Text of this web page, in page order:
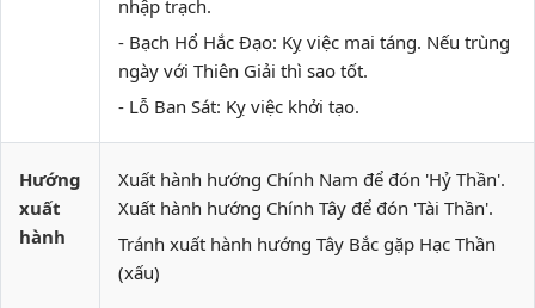
nhập trạch.
- Bạch Hổ Hắc Đạo: Kỵ việc mai táng. Nếu trùng
ngày với Thiên Giải thì sao tốt.
- Lỗ Ban Sát: Kỵ việc khởi tạo.
Hướng
xuất
hành
Xuất hành hướng Chính Nam để đón 'Hỷ Thần'.
Xuất hành hướng Chính Tây để đón 'Tài Thần'.
Tránh xuất hành hướng Tây Bắc gặp Hạc Thần
(xấu)